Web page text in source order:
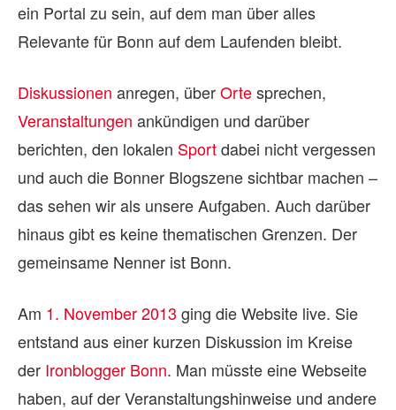
ein Portal zu sein, auf dem man über alles
Relevante für Bonn auf dem Laufenden bleibt.
Diskussionen anregen, überOrtesprechen,
Veranstaltungen ankündigen und darüber
berichten, den lokalen Sportdabei nicht vergessen
und auch die Bonner Blogszene sichtbar machen –
das sehen wir als unsere Aufgaben. Auch darüber
hinaus gibt es keine thematischen Grenzen. Der
gemeinsame Nenner ist Bonn.
Am 1. November 2013 ging die Website live. Sie
entstand aus einer kurzen Diskussion im Kreise
der Ironblogger Bonn. Man müsste eine Webseite
haben, auf der Veranstaltungshinweise und andere